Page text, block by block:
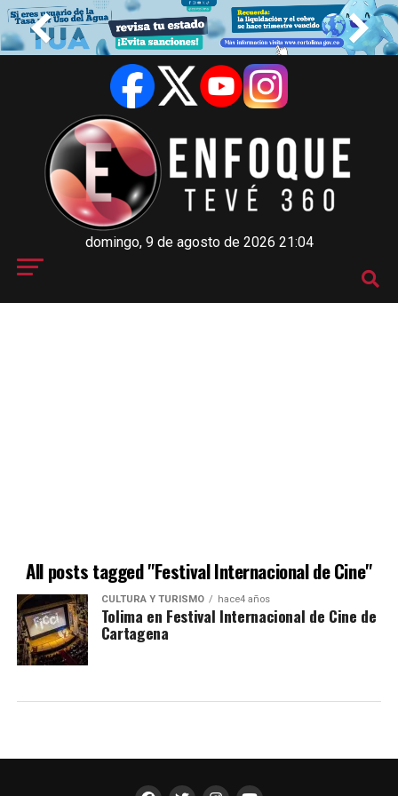
domingo, 9 de agosto de 2026 21:04
All posts tagged "Festival Internacional de Cine"
CULTURA Y TURISMO hace4 años
Tolima en Festival Internacional de Cine de
Cartagena